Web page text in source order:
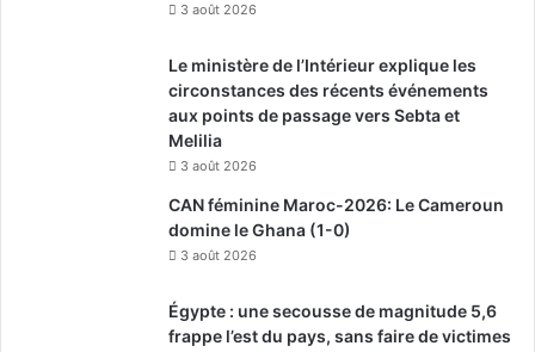
3 août 2026
Le ministère de l’Intérieur explique les
circonstances des récents événements
aux points de passage vers Sebta et
Melilia
3 août 2026
CAN féminine Maroc-2026: Le Cameroun
domine le Ghana (1-0)
3 août 2026
Égypte : une secousse de magnitude 5,6
frappe l’est du pays, sans faire de victimes